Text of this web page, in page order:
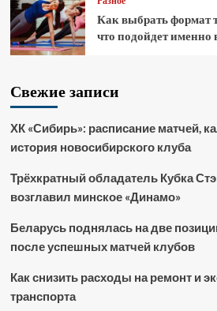
Как выбрать формат
что подойдет именно
Свежие записи
ХК «Сибирь»: расписание матчей,
история новосибирского клуба
Трёхкратный обладатель Кубка
возглавил минское «Динамо»
Беларусь поднялась на две
после успешных матчей клубов
Как снизить расходы на ремонт и
транспорта